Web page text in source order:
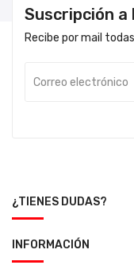
Suscripción
Recibe por mail
¿TIENES DUDAS?
INFORMACIÓN